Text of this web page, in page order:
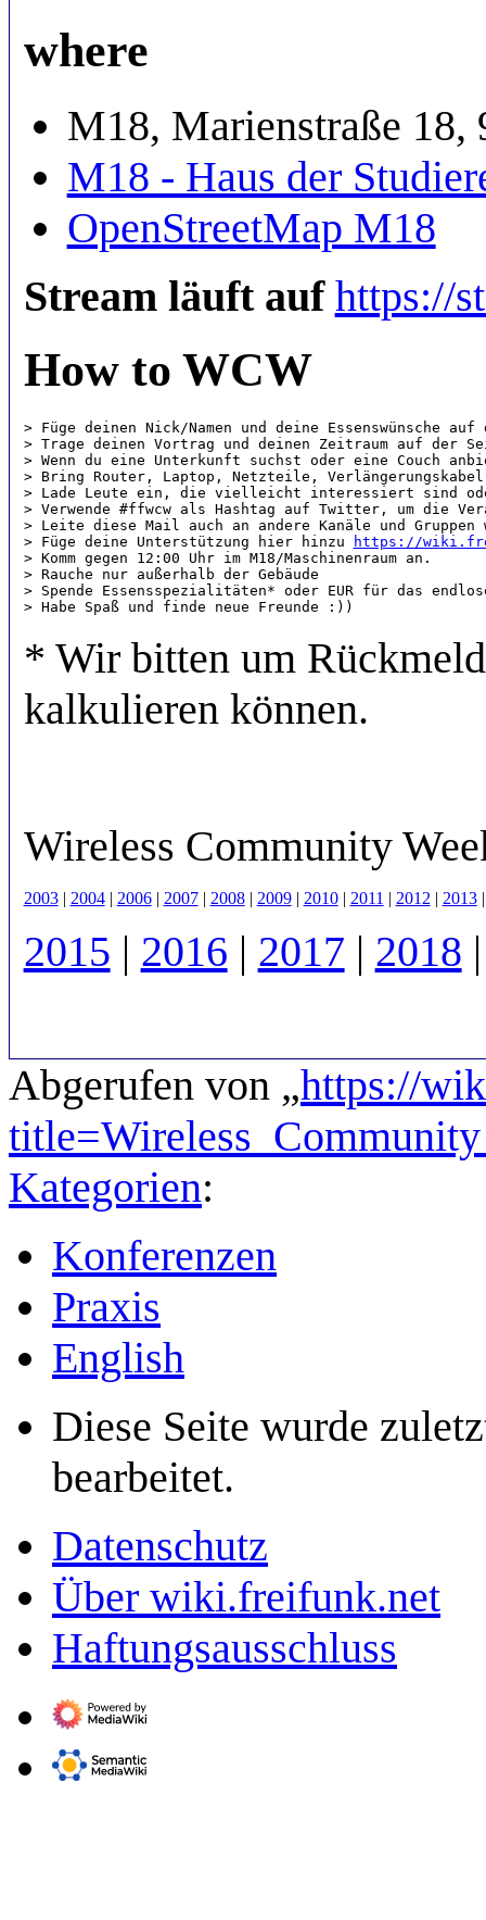
where
M18, Marienstraße 18,
M18 - Haus der
OpenStreetMap M18
Stream läuft auf https://
How to WCW
> Füge deinen Nick/Namen und deine Essenswünsche
> Trage deinen Vortrag und deinen Zeitraum auf der
> Wenn du eine Unterkunft suchst oder eine Couch
> Bring Router, Laptop, Netzteile,
> Lade Leute ein, die vielleicht interessiert sind
> Verwende #ffwcw als Hashtag auf Twitter, um die
> Leite diese Mail auch an andere Kanäle und Gruppen
> Füge deine Unterstützung hier hinzu
https://
> Komm gegen 12:00 Uhr im M18/Maschinenraum an.
> Rauche nur außerhalb der Gebäude
> Spende Essensspezialitäten* oder EUR für das
* Wir bitten um
kalkulieren können.
Wireless Community
2003| 2004| 2006| 2007| 2008| 2009| 2010| 2011 | 2012 | 2013
2015 | 2016 | 2017 | 2018
Abgerufen von „https://
Kategorien:
Konferenzen
Praxis
English
Diese Seite wurde
bearbeitet.
Datenschutz
Über wiki.freifunk.net
Haftungsausschluss